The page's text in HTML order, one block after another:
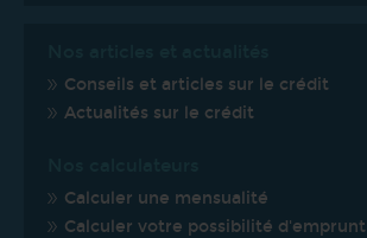
Conseils et articles sur le crédit
Actualités sur le crédit
Calculer une mensualité
Calculer votre possibilité d'emprunt